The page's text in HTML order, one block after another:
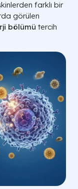
farklı bir
görülen
bölümü tercih